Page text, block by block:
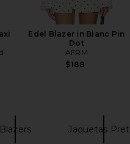
Edel Blazer in Blanc Pin
Dot
AFRM
$188
Blazers Jaquetas